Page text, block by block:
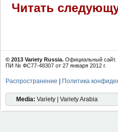
Читать
© 2013 Variety Russia. Официальный сайт.
ПИ № ФС77-48307 от 27 января 2012 г.
Распространение Политика
Media: Variety | Variety Arabia